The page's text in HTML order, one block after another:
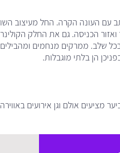
עם העונה הקרה. החל מעיצוב
הכניסה. גם את החלק
שלב. ממרקים מנחמים ומהבילים
הן בלתי מוגבלות.
אולם וגן אירועים